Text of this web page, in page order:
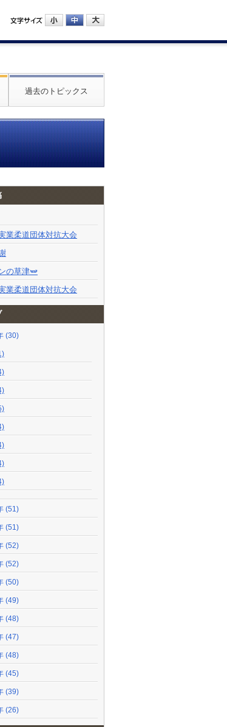
過去のトピックス
業柔道団体対抗大会
の草津🫛
業柔道団体対抗大会
(30)
(51)
(51)
(52)
(52)
(50)
(49)
(48)
(47)
(48)
(45)
(39)
(26)